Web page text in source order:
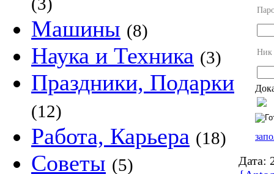
Машины (8)
Наука и Техника (3)
Праздники, Подарки
(12)
Работа, Карьера (18)
Советы (5)
Ник
Дата: